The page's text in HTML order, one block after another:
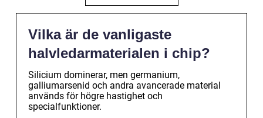
Vilka är de vanligaste
halvledarmaterialen i chip?
Silicium dominerar, men germanium,
galliumarsenid och andra avancerade material
används för högre hastighet och
specialfunktioner.